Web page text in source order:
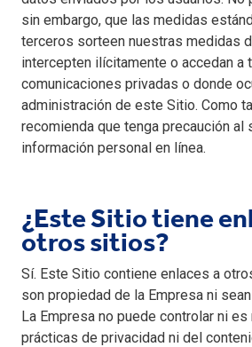
sin embargo, que las medidas
terceros sorteen nuestras medidas
intercepten ilícitamente o accedan a
comunicaciones privadas o donde
administración de este Sitio. Como
recomienda que tenga precaución al
información personal en línea.
¿Este Sitio tiene
otros sitios?
Sí. Este Sitio contiene enlaces a
son propiedad de la Empresa ni
La Empresa no puede controlar ni
prácticas de privacidad ni del